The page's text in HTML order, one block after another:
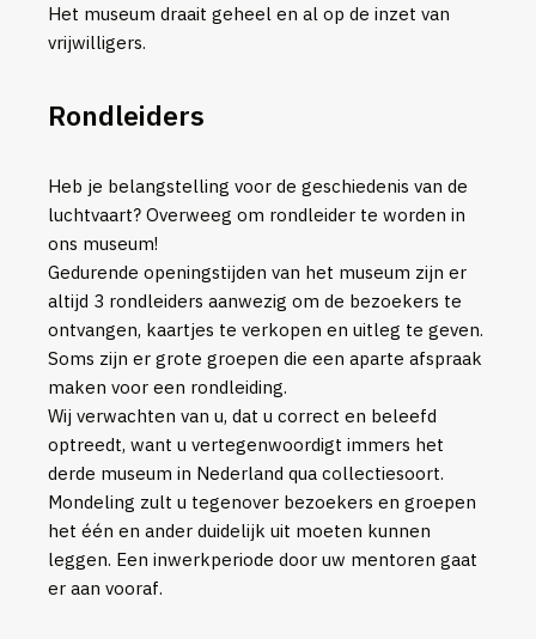
Het museum draait geheel en al op de inzet van
vrijwilligers.
Rondleiders
Heb je belangstelling voor de geschiedenis van de
luchtvaart? Overweeg om rondleider te worden in
ons museum!
Gedurende openingstijden van het museum zijn er
altijd 3 rondleiders aanwezig om de bezoekers te
ontvangen, kaartjes te verkopen en uitleg te geven.
Soms zijn er grote groepen die een aparte afspraak
maken voor een rondleiding.
Wij verwachten van u, dat u correct en beleefd
optreedt, want u vertegenwoordigt immers het
derde museum in Nederland qua collectiesoort.
Mondeling zult u tegenover bezoekers en groepen
het één en ander duidelijk uit moeten kunnen
leggen. Een inwerkperiode door uw mentoren gaat
er aan vooraf.